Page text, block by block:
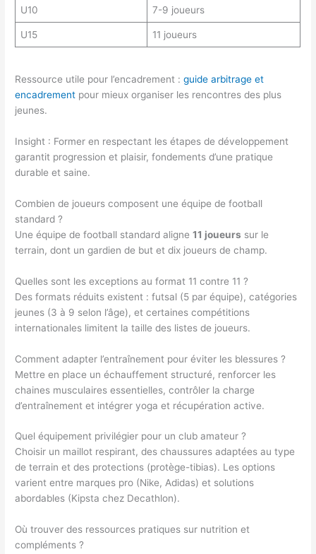
U10 7-9 joueurs
U15 11 joueurs
Ressource utile pour l’encadrement :guide arbitrage et
encadrement pour mieux organiser les rencontres des plus
jeunes.
Insight : Former en respectant les étapes de développement
garantit progression et plaisir, fondements d’une pratique
durable et saine.
Combien de joueurs composent une équipe de football
standard ?
Une équipe de football standard aligne11 joueurs sur le
terrain, dont un gardien de but et dix joueurs de champ.
Quelles sont les exceptions au format 11 contre 11 ?
Des formats réduits existent : futsal (5 par équipe), catégories
jeunes (3 à 9 selon l’âge), et certaines compétitions
internationales limitent la taille des listes de joueurs.
Comment adapter l’entraînement pour éviter les blessures ?
Mettre en place un échauffement structuré, renforcer les
chaines musculaires essentielles, contrôler la charge
d’entraînement et intégrer yoga et récupération active.
Quel équipement privilégier pour un club amateur ?
Choisir un maillot respirant, des chaussures adaptées au type
de terrain et des protections (protège-tibias). Les options
varient entre marques pro (Nike, Adidas) et solutions
abordables (Kipsta chez Decathlon).
Où trouver des ressources pratiques sur nutrition et
compléments ?